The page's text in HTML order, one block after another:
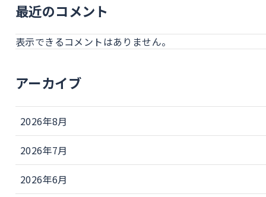
最近のコメント
表示できるコメントはありません。
アーカイブ
2026年8月
2026年7月
2026年6月